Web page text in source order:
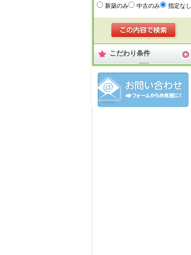
新築のみ
中古のみ 指定なし
こだわり条件